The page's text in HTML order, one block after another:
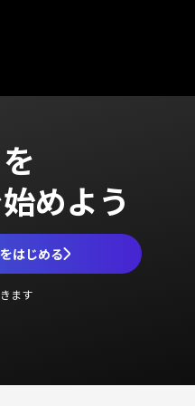
めよう
はじめる
ます